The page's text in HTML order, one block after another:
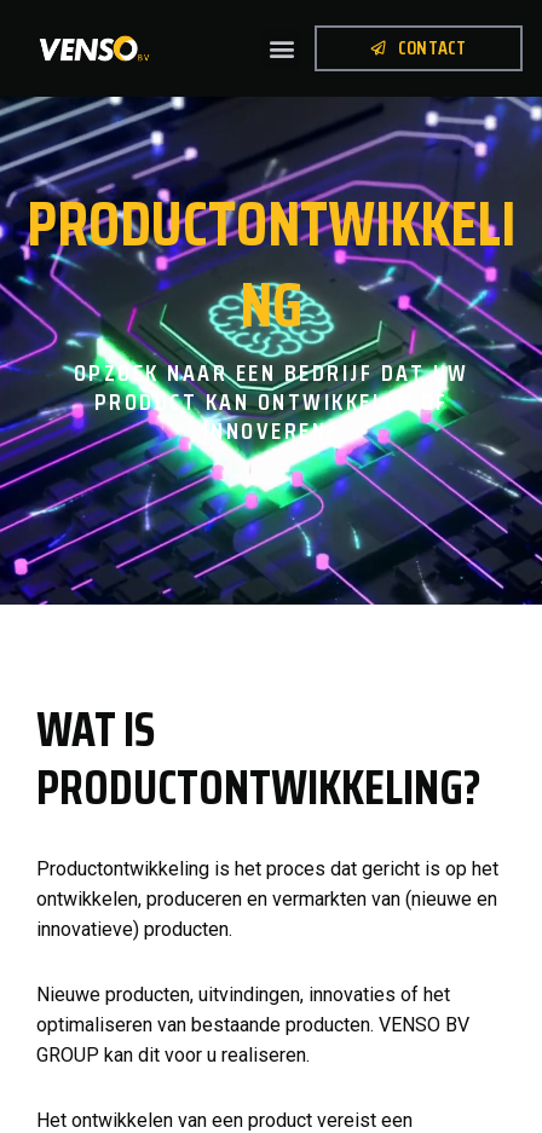
CONTACT
PRODUCTONTWIKKELI
NG
OPZOEK NAAR EEN BEDRIJF DAT UW
PRODUCT KAN ONTWIKKELEN OF
INNOVEREN?
WAT IS
PRODUCTONTWIKKELING?
Productontwikkeling is het proces dat gericht is op het
ontwikkelen, produceren en vermarkten van (nieuwe en
innovatieve) producten.
Nieuwe producten, uitvindingen, innovaties of het
optimaliseren van bestaande producten. VENSO BV
GROUP kan dit voor u realiseren.
Het ontwikkelen van een product vereist een